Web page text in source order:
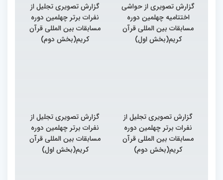
گزارش تصویری از حواشی
اختتامیه چهلمین دوره
مسابقات بین المللی قرآن
کریم(بخش اول)
گزارش تصویری تجلیل از
نفرات برتر چهلمین دوره
مسابقات بین المللی قرآن
کریم(بخش دوم)
گزارش تصویری تجلیل از
نفرات برتر چهلمین دوره
مسابقات بین المللی قرآن
کریم(بخش دوم)
گزارش تصویری تجلیل از
نفرات برتر چهلمین دوره
مسابقات بین المللی قرآن
کریم(بخش اول)